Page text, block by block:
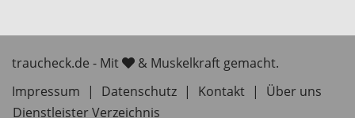
traucheck.de - Mit
& Muskelkraft gemacht.
Impressum
| Datenschutz | Kontakt |
Über uns
Dienstleister Verzeichnis